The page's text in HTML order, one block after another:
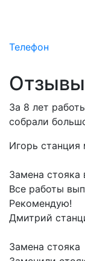
Телефон
Отзывы
За 8 лет
собрали
Игорь станция
Замена стояка
Все работы
Рекомендую!
Дмитрий
Замена стояка